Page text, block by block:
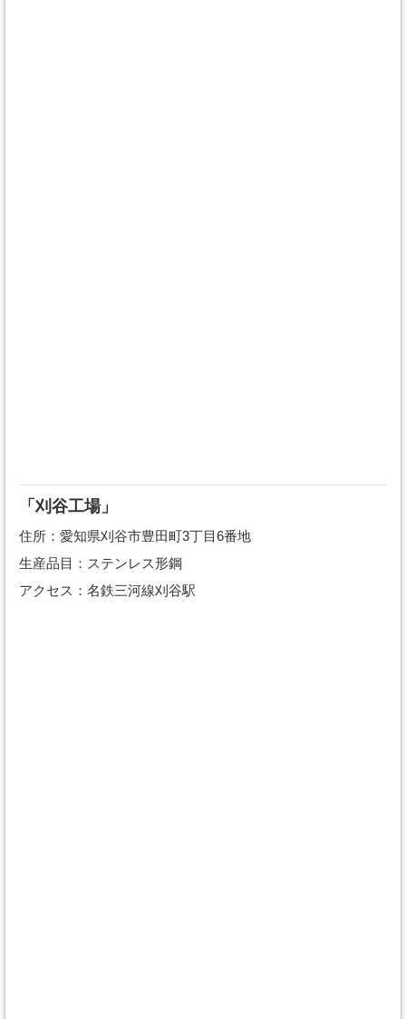
「刈谷工場」
住所：愛知県刈谷市豊田町3丁目6番地
生産品目：ステンレス形鋼
アクセス：名鉄三河線刈谷駅